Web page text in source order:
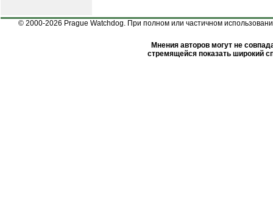
© 2000-2026 Prague Watchdog. При полном или частичном
Мнения авторов могут не
стремящейся показать широкий